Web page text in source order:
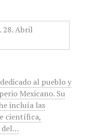
al pueblo y
Mexicano. Su
incluía las
científica,
del…